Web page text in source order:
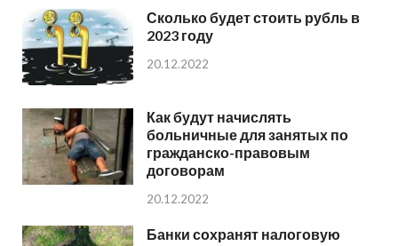
Сколько будет стоить рубль в
2023 году
20.12.2022
Как будут начислять
больничные для занятых по
гражданско-правовым
договорам
20.12.2022
Банки сохранят налоговую